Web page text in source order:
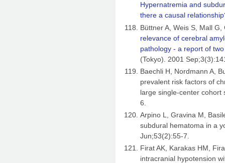
Hypernatremia and
there a causal
Büttner A, Weis S, Mall
relevance of cerebral
pathology - a report of
(Tokyo). 2001
Baechli H, Nordmann A,
prevalent risk factors of
large single-center cohort
6.
Arpino L, Gravina M,
subdural hematoma in a
Jun;53(2):55-7.
Firat AK, Karakas HM,
intracranial hypotension